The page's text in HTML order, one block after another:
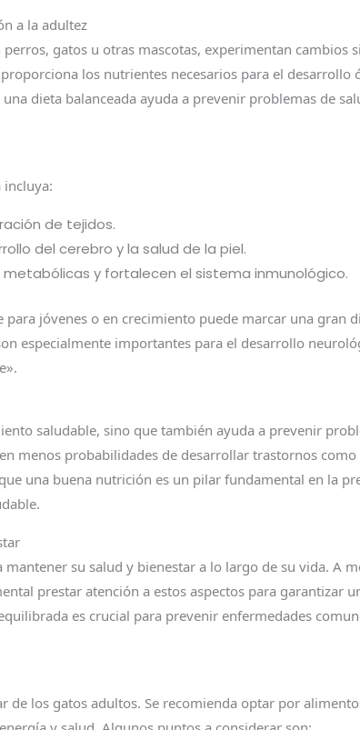
a la adultez
gatos u otras mascotas, experimentan
los nutrientes necesarios para el
dieta balanceada ayuda a prevenir problemas de
incluya:
de tejidos.
del cerebro y la salud de la piel.
metabólicas y fortalecen el sistema inmunológico.
jóvenes o en crecimiento puede marcar una gran
especialmente importantes para el desarrollo
saludable, sino que también ayuda a prevenir
menos probabilidades de desarrollar trastornos
una buena nutrición es un pilar fundamental en la
su salud y bienestar a lo largo de su vida. A
prestar atención a estos aspectos para garantizar
es crucial para prevenir enfermedades
de los gatos adultos. Se recomienda optar por